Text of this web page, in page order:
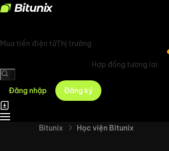
Mua tiền điện tửThị trường
Hợp đồng tương lai
Đăng nhập
Đăng ký
Bitunix Học viện Bitunix